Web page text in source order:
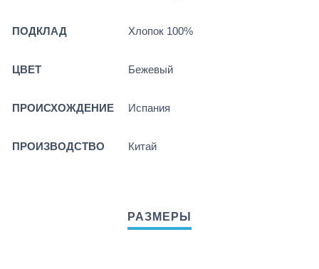
ПОДКЛАД Хлопок 100%
ЦВЕТ Бежевый
ПРОИСХОЖДЕНИЕ Испания
ПРОИЗВОДСТВО Китай